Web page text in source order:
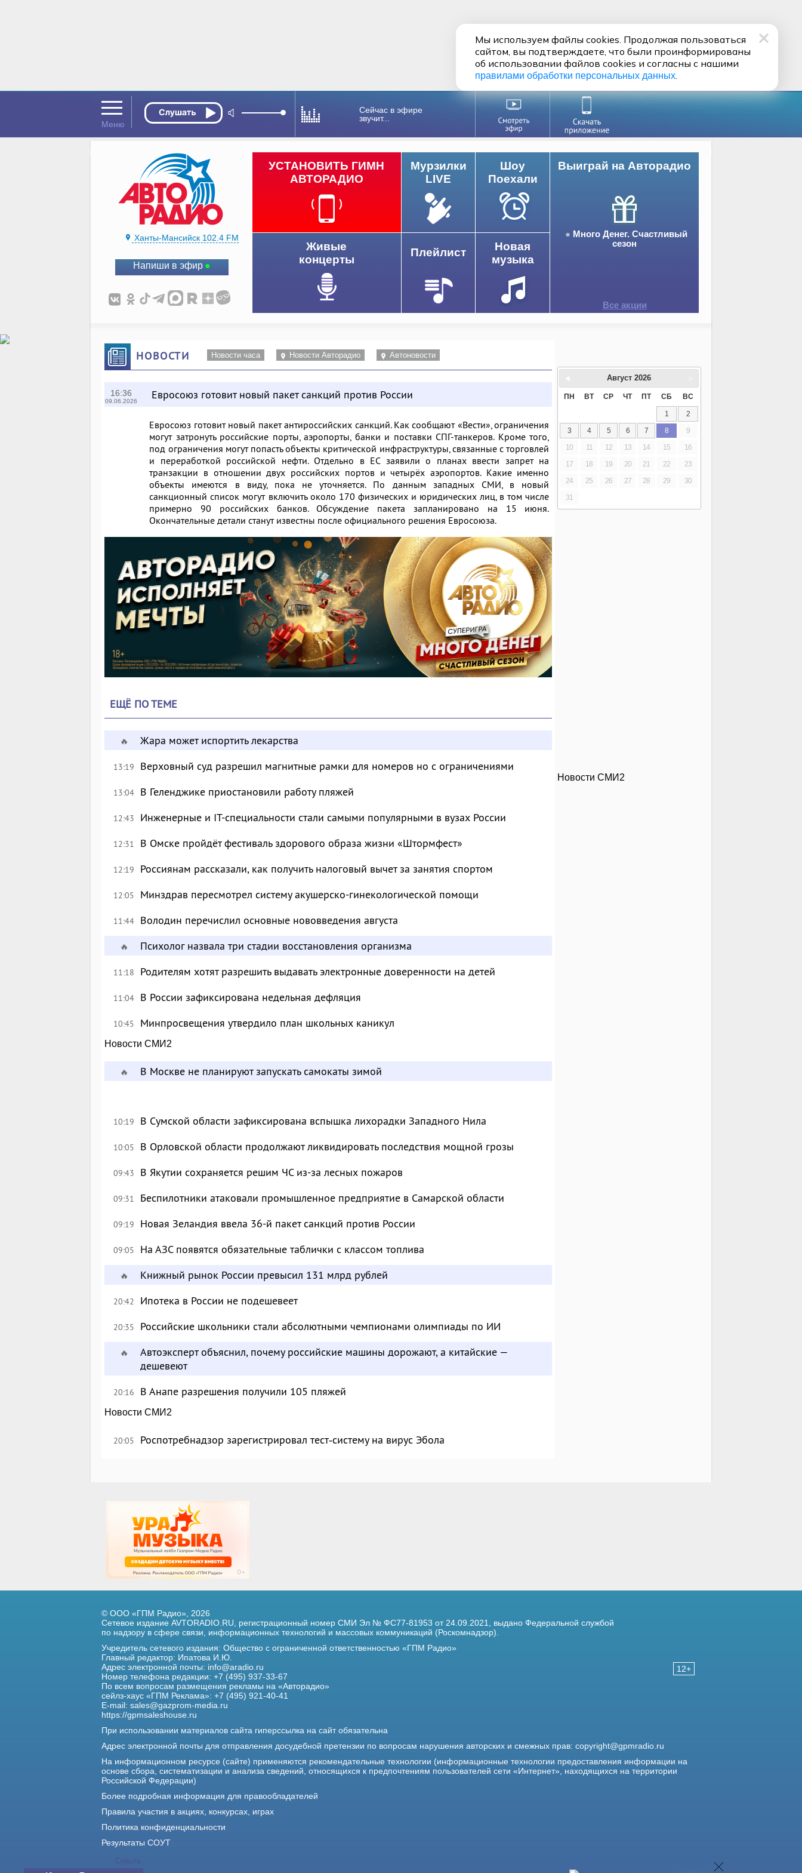
Сейчас в эфире
звучит...
Ханты-Мансийск 102.4 FM
Напиши в эфир
Выиграй на Авторадио
Много Денег. Счастливый
сезон
Все акции
УСТАНОВИТЬ ГИМН
АВТОРАДИО
Мурзилки
LIVE
Шоу
Поехали
Живые
концерты
Плейлист
Новая
музыка
НОВОСТИ Новости часа Новости Авторадио Автоновости
16:36
09.06.2026 Евросоюз готовит новый пакет санкций против России
Евросоюз готовит новый пакет антироссийских санкций. Как сообщают «Вести», ограничения
могут затронуть российские порты, аэропорты, банки и поставки СПГ-танкеров. Кроме того,
под ограничения могут попасть объекты критической инфраструктуры, связанные с торговлей
и переработкой российской нефти. Отдельно в ЕС заявили о планах ввести запрет на
транзакции в отношении двух российских портов и четырёх аэропортов. Какие именно
объекты имеются в виду, пока не уточняется. По данным западных СМИ, в новый
санкционный список могут включить около 170 физических и юридических лиц, в том числе
примерно 90 российских банков. Обсуждение пакета запланировано на 15 июня.
Окончательные детали станут известны после официального решения Евросоюза.
ЕЩЁ ПО ТЕМЕ
🔥 Жара может испортить лекарства
13:19 Верховный суд разрешил магнитные рамки для номеров но с ограничениями
13:04 В Геленджике приостановили работу пляжей
12:43 Инженерные и IT-специальности стали самыми популярными в вузах России
12:31 В Омске пройдёт фестиваль здорового образа жизни «Штормфест»
12:19 Россиянам рассказали, как получить налоговый вычет за занятия спортом
12:05 Минздрав пересмотрел систему акушерско-гинекологической помощи
11:44 Володин перечислил основные нововведения августа
🔥 Психолог назвала три стадии восстановления организма
11:18 Родителям хотят разрешить выдавать электронные доверенности на детей
11:04 В России зафиксирована недельная дефляция
10:45 Минпросвещения утвердило план школьных каникул
Новости СМИ2
🔥 В Москве не планируют запускать самокаты зимой
10:19 В Сумской области зафиксирована вспышка лихорадки Западного Нила
10:05 В Орловской области продолжают ликвидировать последствия мощной грозы
09:43 В Якутии сохраняется решим ЧС из-за лесных пожаров
09:31 Беспилотники атаковали промышленное предприятие в Самарской области
09:19 Новая Зеландия ввела 36-й пакет санкций против России
09:05 На АЗС появятся обязательные таблички с классом топлива
🔥 Книжный рынок России превысил 131 млрд рублей
20:42 Ипотека в России не подешевеет
20:35 Российские школьники стали абсолютными чемпионами олимпиады по ИИ
🔥
Автоэксперт объяснил, почему российские машины дорожают, а китайские —
дешевеют
20:16 В Анапе разрешения получили 105 пляжей
Новости СМИ2
20:05 Роспотребнадзор зарегистрировал тест‑систему на вирус Эбола
Август 2026
ПН ВТ СР ЧТ ПТ СБ ВС
1
2
3
4 5 6 7 8
9
10
11 12 13 14 15
16
17
18 19 20 21 22
23
24
25 26 27 28 29
30
31
Новости СМИ2
Скрыть
12+
© ООО «ГПМ Радио», 2026
Сетевое издание AVTORADIO.RU, регистрационный номер СМИ Эл № ФС77-81953 от 24.09.2021, выдано Федеральной службой
по надзору в сфере связи, информационных технологий и массовых коммуникаций (Роскомнадзор).
Учредитель сетевого издания: Общество с ограниченной ответственностью «ГПМ Радио»
Главный редактор: Ипатова И.Ю.
Адрес электронной почты: info@aradio.ru
Номер телефона редакции: +7 (495) 937-33-67
По всем вопросам размещения рекламы на «Авторадио»
сейлз-хаус «ГПМ Реклама»: +7 (495) 921-40-41
E-mail: sales@gazprom-media.ru
https://gpmsaleshouse.ru
При использовании материалов сайта гиперссылка на сайт обязательна
Адрес электронной почты для отправления досудебной претензии по вопросам нарушения авторских и смежных прав: copyright@gpmradio.ru
На информационном ресурсе (сайте) применяются рекомендательные технологии (информационные технологии предоставления информации на
основе сбора, систематизации и анализа сведений, относящихся к предпочтениям пользователей сети «Интернет», находящихся на территории
Российской Федерации)
Более подробная информация для правообладателей
Правила участия в акциях, конкурсах, играх
Политика конфиденциальности
Результаты СОУТ
Мы используем файлы cookies. Продолжая пользоваться
сайтом, вы подтверждаете, что были проинформированы
об использовании файлов cookies и согласны с нашими
правилами обработки персональных данных.